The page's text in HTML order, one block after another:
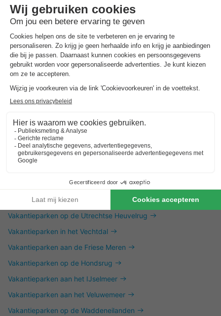
Dit is ook interessant
Vakantieparken in de Achterhoek
Vakantieparken in Twente
Vakantieparken op de Utrechtse Heuvelrug
Vakantieparken in het Vechtdal
Vakantieparken aan de Friese Meren
Vakantieparken op de Hondsrug
Vakantieparken aan het IJselmeer
Vakantieparken aan het Veluwemeer
Vakantieparken op de Waddeneilanden